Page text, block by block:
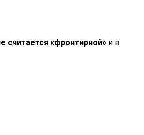
считается «фронтирной» и в